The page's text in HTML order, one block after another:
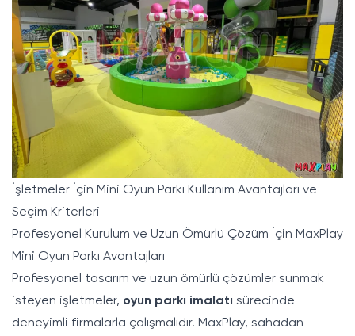
İşletmeler İçin Mini Oyun Parkı Kullanım Avantajları ve
Seçim Kriterleri
Profesyonel Kurulum ve Uzun Ömürlü Çözüm İçin MaxPlay
Mini Oyun Parkı Avantajları
Profesyonel tasarım ve uzun ömürlü çözümler sunmak
isteyen işletmeler, oyun parkı imalatı sürecinde
deneyimli firmalarla çalışmalıdır. MaxPlay, sahadan